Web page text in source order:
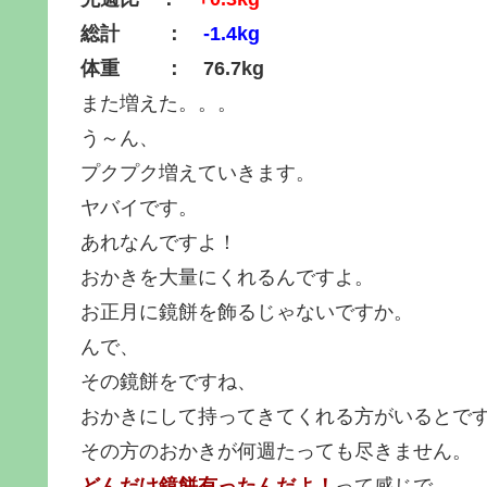
総計 ： -1.4kg
体重 ： 76.7kg
また増えた。。。
う～ん、
プクプク増えていきます。
ヤバイです。
あれなんですよ！
おかきを大量にくれるんですよ。
お正月に鏡餅を飾るじゃないですか。
んで、
その鏡餅をですね、
おかきにして持ってきてくれる方がいるとで
その方のおかきが何週たっても尽きません。